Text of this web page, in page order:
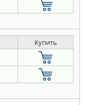
Купить